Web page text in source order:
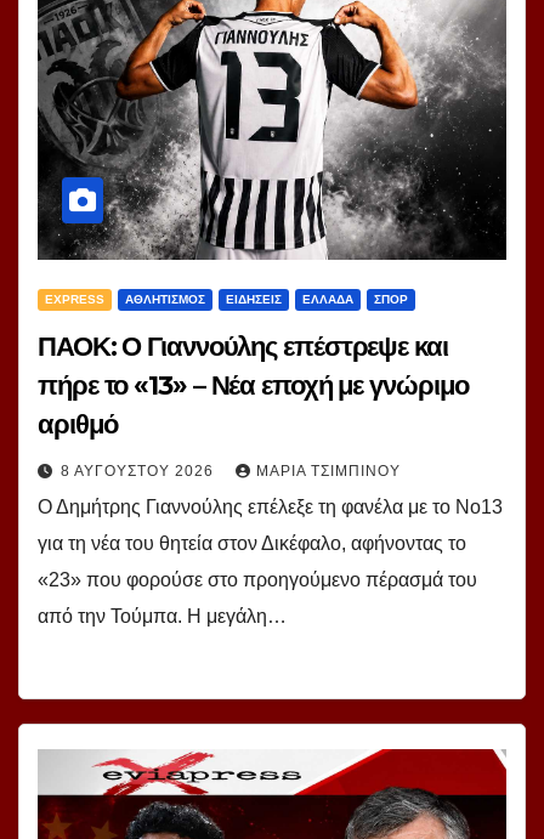
EXPRESS ΑΘΛΗΤΙΣΜΟΣ ΕΙΔΗΣΕΙΣ ΕΛΛΑΔΑ ΣΠΟΡ
ΠΑΟΚ: Ο Γιαννούλης επέστρεψε και
πήρε το «13» – Νέα εποχή με γνώριμο
αριθμό
8 ΑΥΓΟΎΣΤΟΥ 2026 ΜΑΡΊΑ ΤΣΙΜΠΙΝΟΎ
Ο Δημήτρης Γιαννούλης επέλεξε τη φανέλα με το Νο13
για τη νέα του θητεία στον Δικέφαλο, αφήνοντας το
«23» που φορούσε στο προηγούμενο πέρασμά του
από την Τούμπα. Η μεγάλη…